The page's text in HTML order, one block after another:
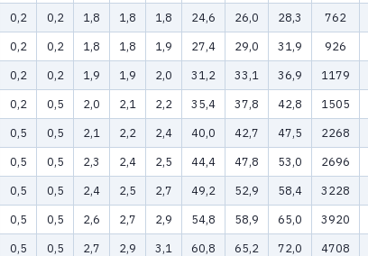
0,2 0,2 1,8 1,8 1,8 24,6 26,0 28,3 762
0,2 0,2 1,8 1,8 1,9 27,4 29,0 31,9 926
0,2 0,2 1,9 1,9 2,0 31,2 33,1 36,9 1179
0,2 0,5 2,0 2,1 2,2 35,4 37,8 42,8 1505
0,5 0,5 2,1 2,2 2,4 40,0 42,7 47,5 2268
0,5 0,5 2,3 2,4 2,5 44,4 47,8 53,0 2696
0,5 0,5 2,4 2,5 2,7 49,2 52,9 58,4 3228
0,5 0,5 2,6 2,7 2,9 54,8 58,9 65,0 3920
0,5 0,5 2,7 2,9 3,1 60,8 65,2 72,0 4708